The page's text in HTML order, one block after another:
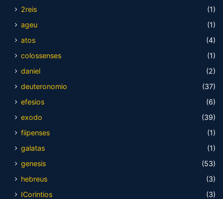
2reis
(1)
ageu
(1)
atos
(4)
colossenses
(1)
daniel
(2)
deuteronomio
(37)
efesios
(6)
exodo
(39)
fiipenses
(1)
galatas
(1)
genesis
(53)
hebreus
(3)
ICorintios
(3)